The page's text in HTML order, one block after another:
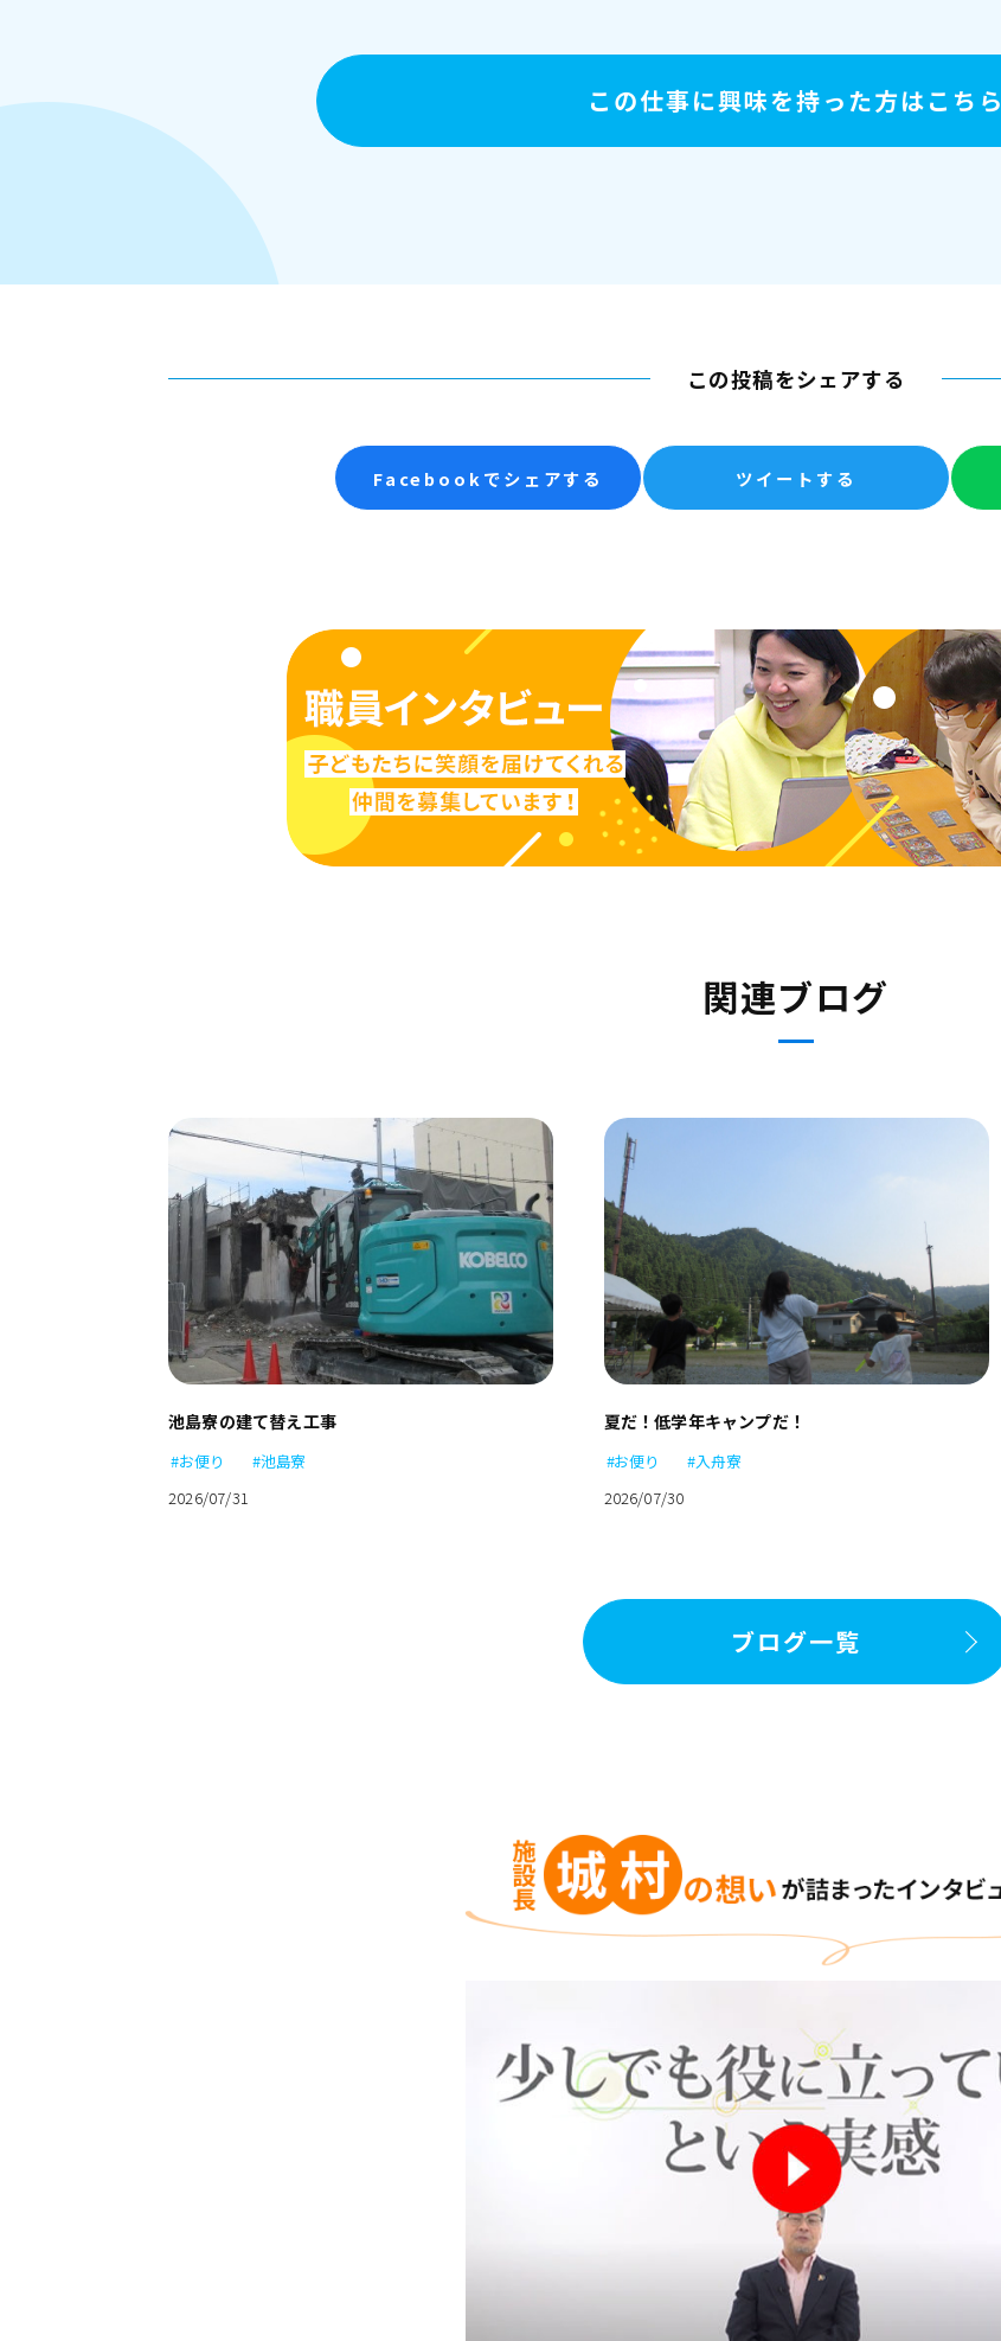
この仕事に興味を持った方はこちら
この投稿をシェアする
Facebookでシェアする ツイートする
関連ブログ
池島寮の建て替え工事
#お便り
#池島寮
2026/07/31
夏だ！低学年キャンプだ！
#お便り
#入舟寮
2026/07/30
ブログ一覧